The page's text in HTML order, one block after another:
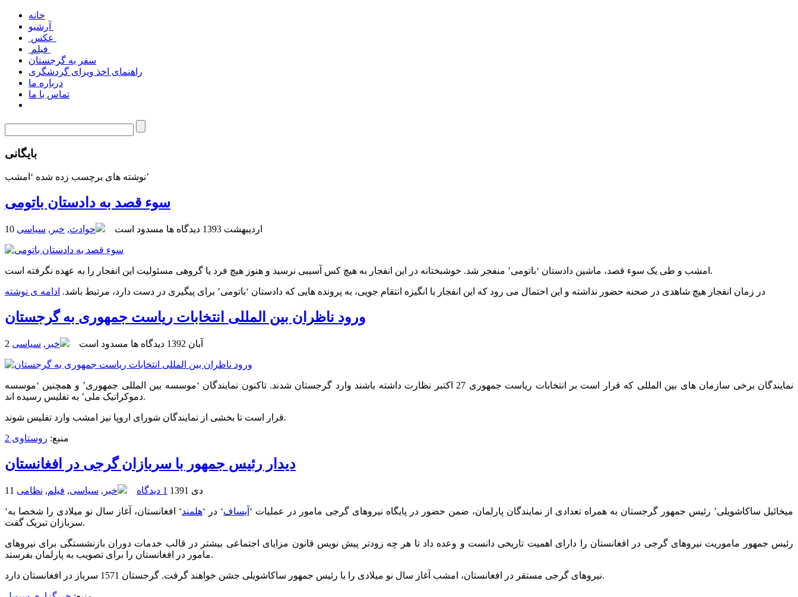
خانه
سفر به گرجستان
راهنمای اخذ ویزای گردشگری
درباره ما
تماس با ما
بایگانی
نوشته های برچسب زده شده ‘امشب’
سوء قصد به دادستان باتومی
10 اردیبهشت 1393 دیدگاه ها مسدود است حوادث, خبر , سیاسی
امشب و طی یک سوء قصد، ماشین دادستان ‘باتومی’ منفجر شد. خوشبختانه در این انفجار به هیچ کس آسیبی نرسید و هنوز هیچ فرد یا گروهی مسئولیت این انفجار را به عهده نگرفته است.
در زمان انفجار هیچ شاهدی در صحنه حضور نداشته و این احتمال می رود که این انفجار با انگیزه انتقام جویی، به پرونده هایی که دادستان ‘باتومی’ برای پیگیری در دست دارد، مرتبط باشد. ادامه ی نوشته
ورود ناظران بین المللی انتخابات ریاست جمهوری به گرجستان
2 آبان 1392 دیدگاه ها مسدود است خبر , سیاسی
نمایندگان برخی سازمان های بین المللی که قرار است بر انتخابات ریاست جمهوری 27 اکتبر نظارت داشته باشند وارد گرجستان شدند. تاکنون نمایندگان ‘موسسه بین المللی جمهوری’ و همچنین ‘موسسه
دموکراتیک ملی’ به تفلیس رسیده اند.
قرار است تا بخشی از نمایندگان شورای اروپا نیز امشب وارد تفلیس شوند.
منبع: روستاوی 2
دیدار رئیس جمهور با سربازان گرجی در افغانستان
11 دی 1391 1 دیدگاه خبر , سیاسی, فیلم, نظامی
‘میخائیل ساکاشویلی’ رئیس جمهور گرجستان به همراه تعدادی از نمایندگان پارلمان، ضمن حضور در پایگاه نیروهای گرجی مامور در عملیات ‘ آیساف‘ در ‘هلمند‘ افغانستان، آغاز سال نو میلادی را شخصا به
سربازان تبریک گفت.
رئیس جمهور ماموریت نیروهای گرجی در افغانستان را دارای اهمیت تاریخی دانست و وعده داد تا هر چه زودتر پیش نویس قانون مزایای اجتماعی بیشتر در قالب خدمات دوران بازنشستگی برای نیروهای
مامور در افغانستان را برای تصویب به پارلمان بفرستد.
نیروهای گرجی مستقر در افغانستان، امشب آغاز سال نو میلادی را با رئیس جمهور ساکاشویلی جشن خواهند گرفت. گرجستان 1571 سرباز در افغانستان دارد.